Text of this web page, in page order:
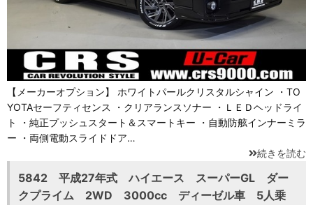
【メーカーオプション】 ホワイトパールクリスタルシャイン ・TO
YOTAセーフティセンス ・クリアランスソナー ・ＬＥＤヘッドライ
ト ・純正プッシュスタート＆スマートキー ・自動防舷インナーミラ
ー ・両側電動スライドドア…
続きを読む
5842 平成27年式 ハイエース スーパーGL ダー
クプライム 2WD 3000cc ディーゼル車 5人乗